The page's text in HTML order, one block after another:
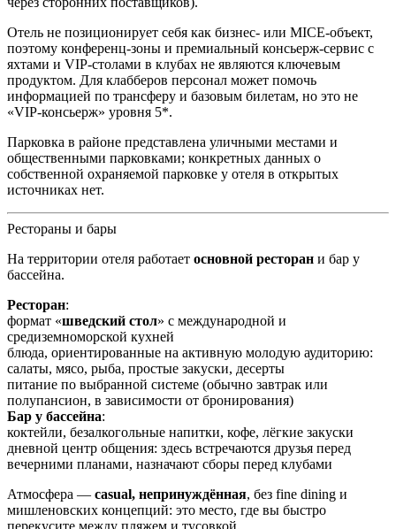
Отель не позиционирует себя как бизнес- или MICE-объект,
поэтому конференц-зоны и премиальный консьерж-сервис с
яхтами и VIP-столами в клубах не являются ключевым
продуктом. Для клабберов персонал может помочь
информацией по трансферу и базовым билетам, но это не
«VIP-консьерж» уровня 5*.
Парковка в районе представлена уличными местами и
общественными парковками; конкретных данных о
собственной охраняемой парковке у отеля в открытых
источниках нет.
Рестораны и бары
На территории отеля работает основной ресторан и бар у
бассейна.
Ресторан:
формат «шведский стол» с международной и
средиземноморской кухней
блюда, ориентированные на активную молодую аудиторию:
салаты, мясо, рыба, простые закуски, десерты
питание по выбранной системе (обычно завтрак или
полупансион, в зависимости от бронирования)
Бар у бассейна:
коктейли, безалкогольные напитки, кофе, лёгкие закуски
дневной центр общения: здесь встречаются друзья перед
вечерними планами, назначают сборы перед клубами
Атмосфера — casual, непринуждённая, без fine dining и
мишленовских концепций: это место, где вы быстро
перекусите между пляжем и тусовкой.